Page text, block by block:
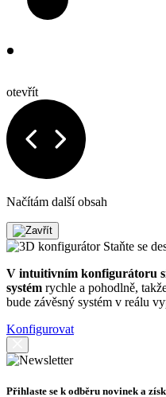
otevřít
Načítám další obsah
Staňte se
V intuitivním konfigurátoru
systém rychle a pohodlně,
bude závěsný systém v reálu
Konfigurovat
Přihlaste se k odběru novinek a